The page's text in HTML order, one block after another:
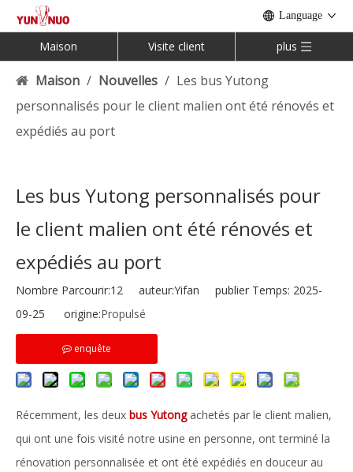
Language
Maison Visite client plus
Maison / Nouvelles / Les bus Yutong
personnalisés pour le client malien ont été rénovés et
expédiés au port
Les bus Yutong personnalisés pour
le client malien ont été rénovés et
expédiés au port
Nombre Parcourir:12 auteur:Yifan publier Temps: 2025-
09-25 origine:Propulsé
enquête
Récemment, les deux bus Yutong achetés par le client malien,
qui ont une fois visité notre usine en personne, ont terminé la
rénovation personnalisée et ont été expédiés en douceur au